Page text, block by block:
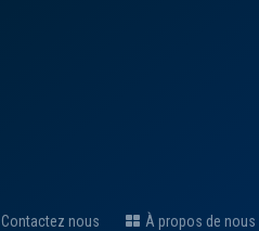
Contactez nous À propos de nous